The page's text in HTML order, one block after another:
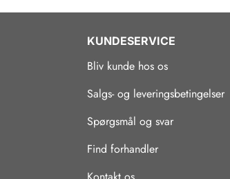
KUNDESERVICE
Bliv kunde hos os
Salgs- og leveringsbetingelser
Spørgsmål og svar
Find forhandler